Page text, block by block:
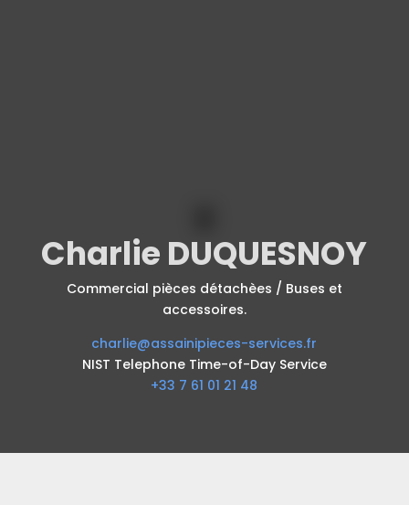
Charlie DUQUESNOY
Commercial pièces détachèes / Buses et
accessoires.
charlie@assainipieces-services.fr
NIST Telephone Time-of-Day Service
+33 7 61 01 21 48